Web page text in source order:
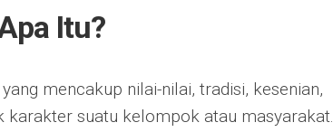
Itu?
mencakup nilai-nilai, tradisi, kesenian,
karakter suatu kelompok atau masyarakat.